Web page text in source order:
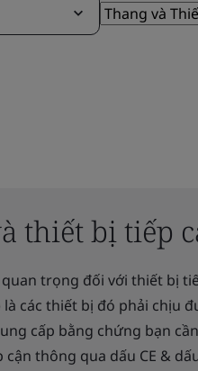
thiết bị tiếp
trọng đối với thiết bị
các thiết bị đó phải chịu
cấp bằng chứng bạn
thông qua dấu CE &